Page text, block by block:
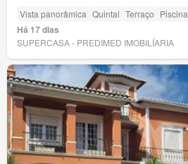
Vista panorâmica Quintal Terraço Piscina
Há 17 dias
SUPERCASA - PREDIMED IMOBILÍARIA